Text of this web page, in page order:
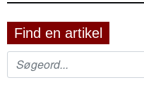
Find en artikel